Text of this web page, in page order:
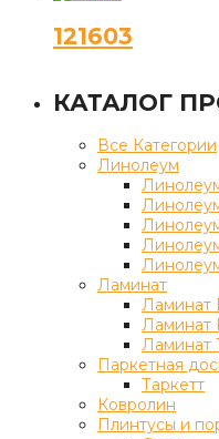
121603
КАТАЛОГ
Все Категории
Линолеум
Ламинат
Ламинат
Ламинат
Ламинат
Паркетная
Таркетт
Ковролин
Плинтусы и